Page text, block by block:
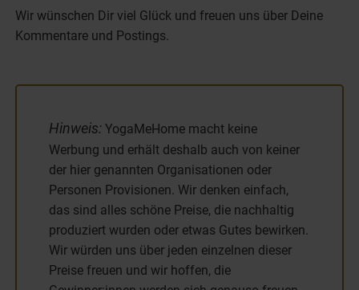
Wir wünschen Dir viel Glück und freuen uns über Deine
Kommentare und Postings.
Hinweis: YogaMeHome macht keine
Werbung und erhält deshalb auch von keiner
der hier genannten Organisationen oder
Personen Provisionen. Wir denken einfach,
das sind alles schöne Preise, die nachhaltig
produziert wurden oder etwas Gutes bewirken.
Wir würden uns über jeden einzelnen dieser
Preise freuen und wir hoffen, die
Gewinner:innen werden sich genauso freuen.